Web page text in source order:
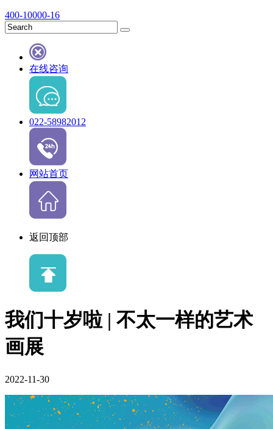
400-10000-16
在线咨询
022-58982012
网站首页
返回顶部
我们十岁啦 | 不太一样的艺术
画展
2022-11-30